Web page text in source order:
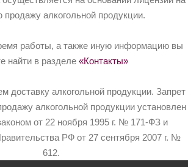
продажу алкогольной продукции.
работы, а также иную информацию вы
найти в разделе «Контакты»
доставку алкогольной продукции. Запрет
алкогольной продукции установлен
от 22 ноября 1995 г. № 171-ФЗ и
РФ от 27 сентября 2007 г. №
612.